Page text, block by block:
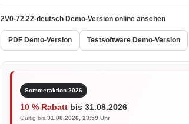
2V0-72.22-deutsch Demo-Version online ansehen
PDF Demo-Version Testsoftware Demo-Version
Sommeraktion 2026
10 % Rabatt bis 31.08.2026
Gültig bis 31.08.2026, 23:59 Uhr